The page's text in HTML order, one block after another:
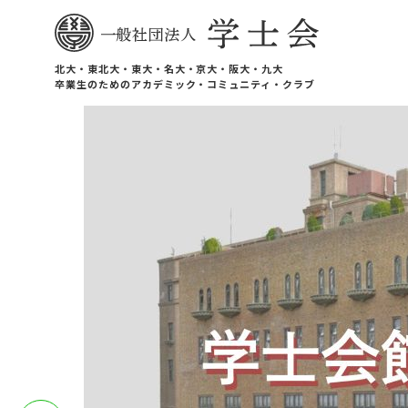
北大・東北大・東大・名大・京大・阪大・九大
卒業生のためのアカデミック・コミュニティ・クラブ